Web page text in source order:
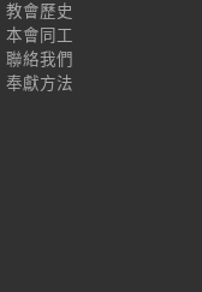
教會歷史
本會同工
聯絡我們
奉獻方法